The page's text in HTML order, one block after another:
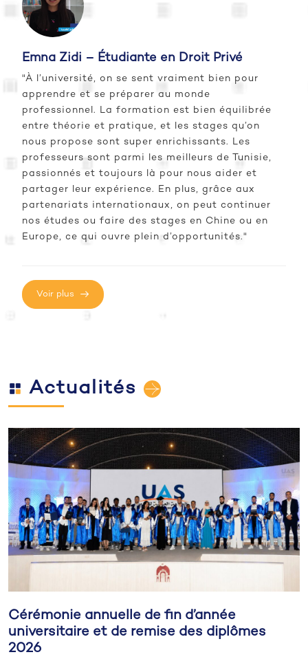
Emna Zidi – Étudiante en Droit Privé
"À l’université, on se sent vraiment bien pour
apprendre et se préparer au monde
professionnel. La formation est bien équilibrée
entre théorie et pratique, et les stages qu’on
nous propose sont super enrichissants. Les
professeurs sont parmi les meilleurs de Tunisie,
passionnés et toujours là pour nous aider et
partager leur expérience. En plus, grâce aux
partenariats internationaux, on peut continuer
nos études ou faire des stages en Chine ou en
Europe, ce qui ouvre plein d’opportunités."
Voir plus
Actualités
Cérémonie annuelle de fin d’année
universitaire et de remise des diplômes
2026